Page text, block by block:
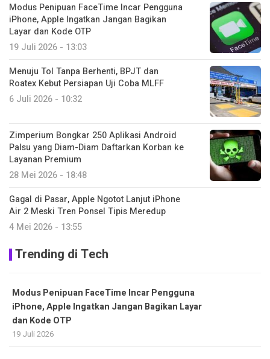
Modus Penipuan FaceTime Incar Pengguna
iPhone, Apple Ingatkan Jangan Bagikan
Layar dan Kode OTP
19 Juli 2026 - 13:03
Menuju Tol Tanpa Berhenti, BPJT dan
Roatex Kebut Persiapan Uji Coba MLFF
6 Juli 2026 - 10:32
Zimperium Bongkar 250 Aplikasi Android
Palsu yang Diam-Diam Daftarkan Korban ke
Layanan Premium
28 Mei 2026 - 18:48
Gagal di Pasar, Apple Ngotot Lanjut iPhone
Air 2 Meski Tren Ponsel Tipis Meredup
4 Mei 2026 - 13:55
Trending di Tech
Modus Penipuan FaceTime Incar Pengguna
iPhone, Apple Ingatkan Jangan Bagikan Layar
dan Kode OTP
19 Juli 2026